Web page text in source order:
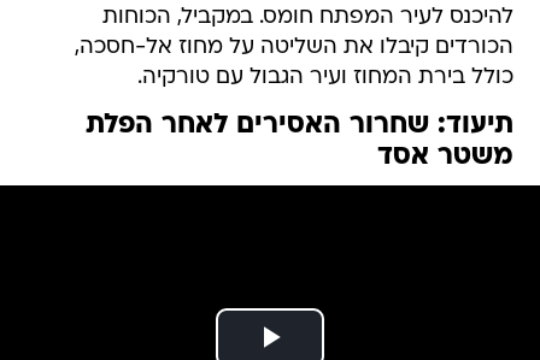
להיכנס לעיר המפתח חומס. במקביל, הכוחות
הכורדים קיבלו את השליטה על מחוז אל-חסכה,
כולל בירת המחוז ועיר הגבול עם טורקיה.
תיעוד: שחרור האסירים לאחר הפלת
משטר אסד